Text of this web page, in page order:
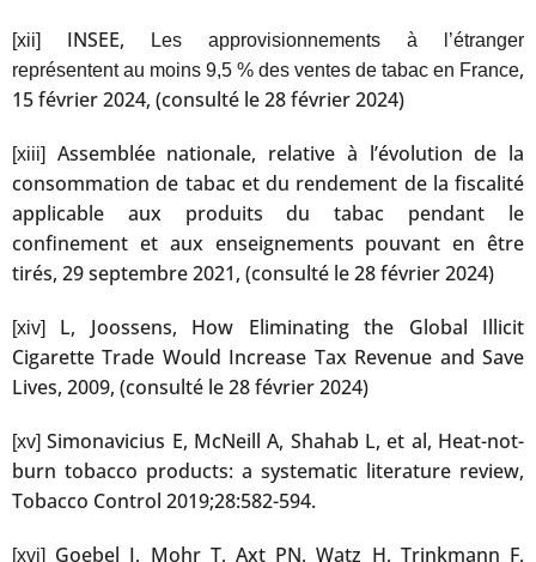
[xii] INSEE,
Les approvisionnements à l’étranger
représentent au moins 9,5 % des ventes de tabac en France,
15 février 2024, (consulté le 28 février 2024)
[xiii]
Assemblée nationale, relative à l’évolution de la
consommation de tabac et du rendement de la fiscalité
applicable aux produits du tabac pendant le
confinement et aux enseignements pouvant en être
tirés, 29 septembre 2021, (consulté le 28 février 2024)
[xiv]
L, Joossens, How Eliminating the Global Illicit
Cigarette Trade Would Increase Tax Revenue and Save
Lives, 2009, (consulté le 28 février 2024)
[xv] Simonavicius E, McNeill A, Shahab L, et al, Heat-not-
burn tobacco products: a systematic literature review,
Tobacco Control 2019;28:582-594.
[xvi] Goebel I, Mohr T, Axt PN, Watz H, Trinkmann F,